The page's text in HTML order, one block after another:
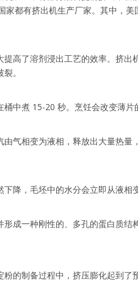
都有挤出机生产厂家。其中，
高了溶剂浸出工艺的效率。挤出
。
中煮 15-20 秒。烹饪会改变薄片
气相变为液相，释放出大量热量
降，毛坯中的水分会立即从液相
成一种刚性的、多孔的蛋白质结
的制备过程中，挤压膨化起到了